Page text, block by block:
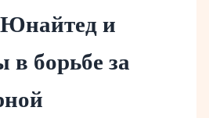
и
в борьбе за